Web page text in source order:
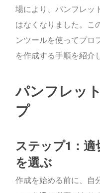
場により、パンフレッ
はなくなりました。こ
ンツールを使ってプロ
を作成する手順を紹介
パンフレッ
プ
ステップ1：
を選ぶ
作成を始める前に、自